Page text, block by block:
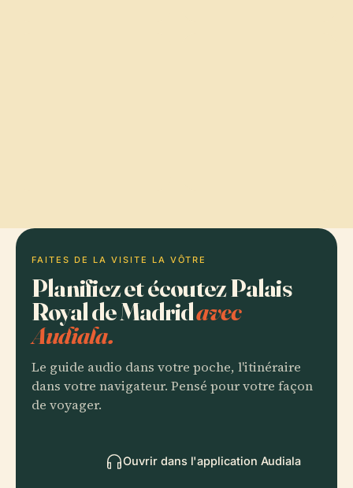
FAITES DE LA VISITE LA VÔTRE
Planifiez et écoutez Palais
Royal de Madridavec
Audiala.
Le guide audio dans votre poche, l'itinéraire
dans votre navigateur. Pensé pour votre façon
de voyager.
Ouvrir dans l'application Audiala